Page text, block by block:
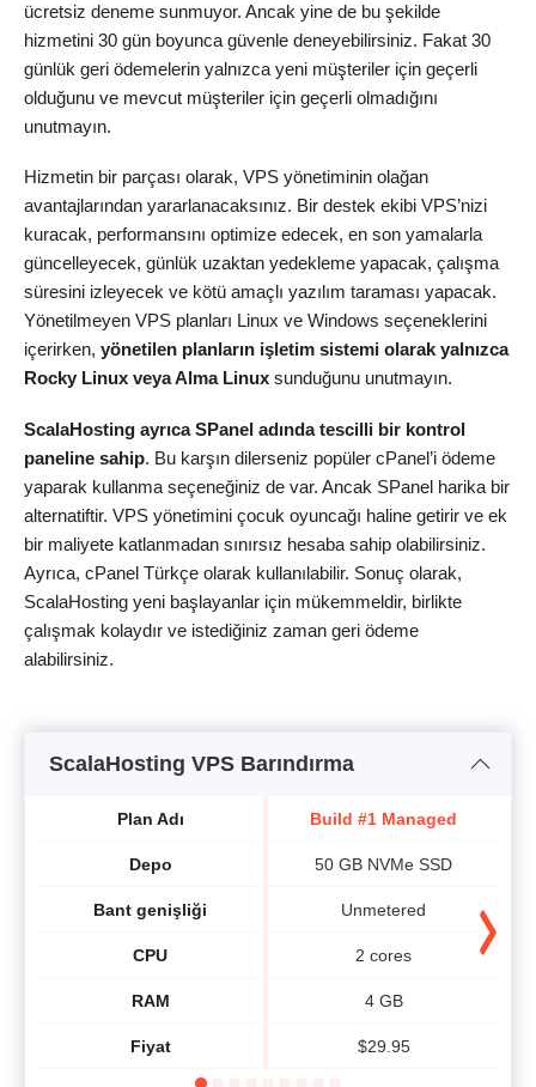
ücretsiz deneme sunmuyor. Ancak yine de bu şekilde
hizmetini 30 gün boyunca güvenle deneyebilirsiniz. Fakat 30
günlük geri ödemelerin yalnızca yeni müşteriler için geçerli
olduğunu ve mevcut müşteriler için geçerli olmadığını
unutmayın.
Hizmetin bir parçası olarak, VPS yönetiminin olağan
avantajlarından yararlanacaksınız. Bir destek ekibi VPS’nizi
kuracak, performansını optimize edecek, en son yamalarla
güncelleyecek, günlük uzaktan yedekleme yapacak, çalışma
süresini izleyecek ve kötü amaçlı yazılım taraması yapacak.
Yönetilmeyen VPS planları Linux ve Windows seçeneklerini
içerirken, yönetilen planların işletim sistemi olarak yalnızca
Rocky Linux veya Alma Linux sunduğunu unutmayın.
ScalaHosting ayrıca SPanel adında tescilli bir kontrol
paneline sahip. Bu karşın dilerseniz popüler cPanel’i ödeme
yaparak kullanma seçeneğiniz de var. Ancak SPanel harika bir
alternatiftir. VPS yönetimini çocuk oyuncağı haline getirir ve ek
bir maliyete katlanmadan sınırsız hesaba sahip olabilirsiniz.
Ayrıca, cPanel Türkçe olarak kullanılabilir. Sonuç olarak,
ScalaHosting yeni başlayanlar için mükemmeldir, birlikte
çalışmak kolaydır ve istediğiniz zaman geri ödeme
alabilirsiniz.
ScalaHosting VPS Barındırma
Plan Adı
Depo
Bant genişliği
CPU
RAM
Fiyat
Build #1 Managed
50 GB NVMe SSD
Unmetered
2 cores
4 GB
$29.95